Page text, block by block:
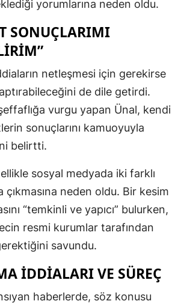
yorumlarına neden oldu.
SONUÇLARIMI
netleşmesi için gerekirse
de dile getirdi.
vurgu yapan Ünal, kendi
sonuçlarını kamuoyuyla
belirtti.
sosyal medyada iki farklı
neden oldu. Bir kesim
“temkinli ve yapıcı” bulurken,
resmi kurumlar tarafından
savundu.
İDDIALARI VE SÜREÇ
haberlerde, söz konusu